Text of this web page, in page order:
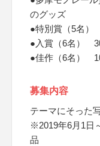
のグッズ
●特別賞（5名
●入賞（6名）
●佳作（6名）
募集内容
テーマにそった
※2019年6月1日
品